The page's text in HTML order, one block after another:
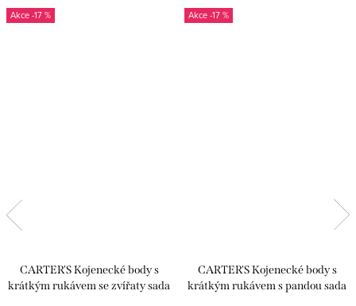
-17 %
CARTER'S Kojenecké body s
krátkým rukávem se zvířaty sada
-17 %
CARTER'S Kojenecké body s
krátkým rukávem s pandou sada